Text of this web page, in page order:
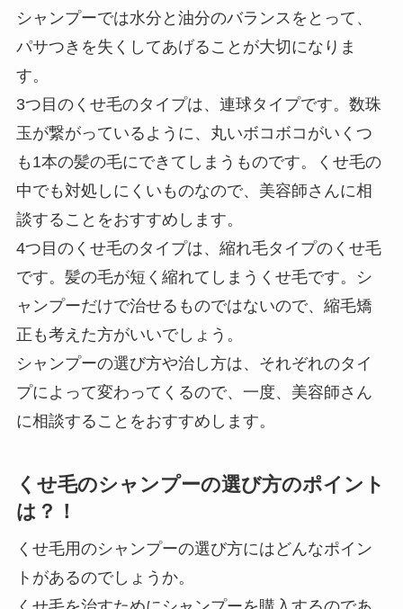
シャンプーでは水分と油分のバランスをとって、
パサつきを失くしてあげることが大切になりま
す。
3つ目のくせ毛のタイプは、連球タイプです。数珠
玉が繋がっているように、丸いボコボコがいくつ
も1本の髪の毛にできてしまうものです。くせ毛の
中でも対処しにくいものなので、美容師さんに相
談することをおすすめします。
4つ目のくせ毛のタイプは、縮れ毛タイプのくせ毛
です。髪の毛が短く縮れてしまうくせ毛です。シ
ャンプーだけで治せるものではないので、縮毛矯
正も考えた方がいいでしょう。
シャンプーの選び方や治し方は、それぞれのタイ
プによって変わってくるので、一度、美容師さん
に相談することをおすすめします。
くせ毛のシャンプーの選び方のポイント
は？！
くせ毛用のシャンプーの選び方にはどんなポイン
トがあるのでしょうか。